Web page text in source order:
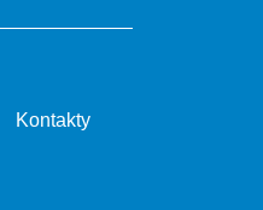
Kontakty